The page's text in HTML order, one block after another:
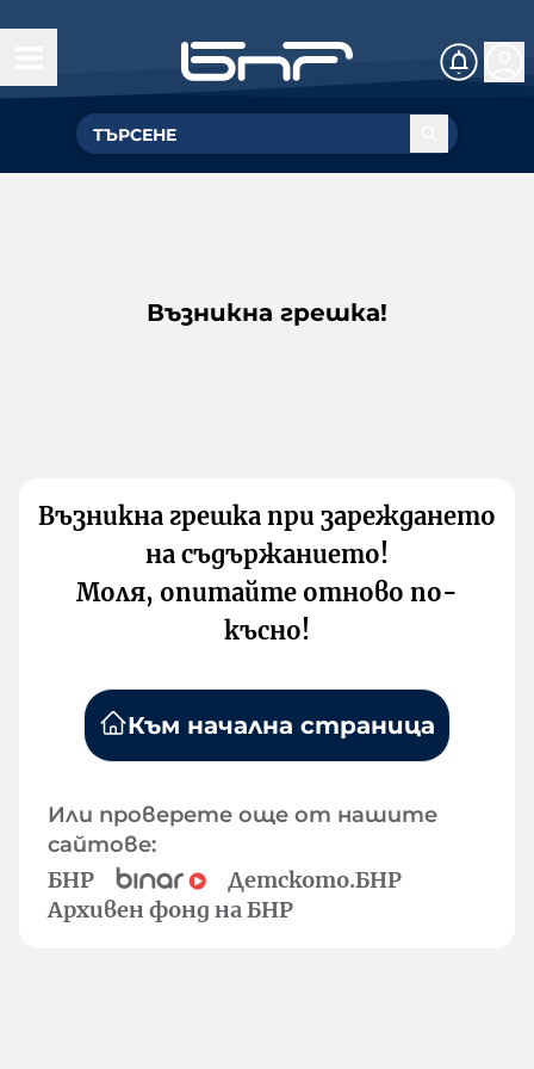
Възникна грешка!
Възникна грешка при зареждането
на съдържанието!
Моля, опитайте отново по-
късно!
Към начална страница
Или проверете още от нашите
сайтове:
БНР
Детското.БНР
Архивен фонд на БНР